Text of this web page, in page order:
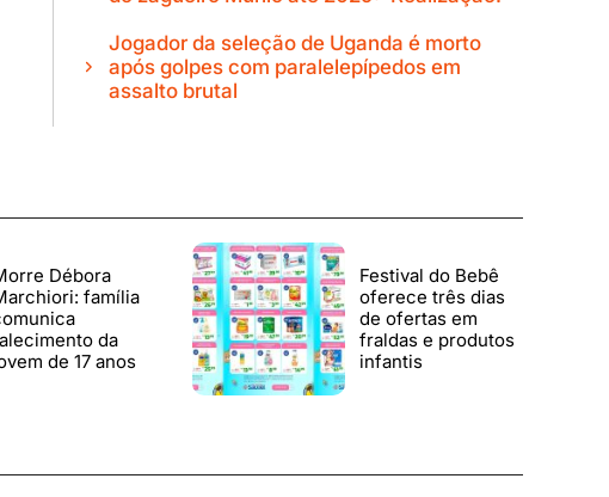
Jogador da seleção de Uganda é morto
após golpes com paralelepípedos em
assalto brutal
Débora
família
da
de 17 anos
Festival do Bebê
oferece três dias
de ofertas em
fraldas e produtos
infantis